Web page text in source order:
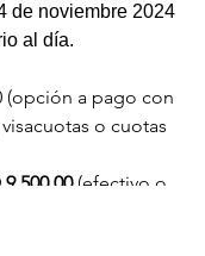
de noviembre 2024
al día.
(opción a pago con
o cuotas
(efectivo o